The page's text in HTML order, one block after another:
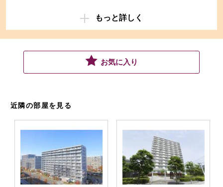
もっと詳しく
お気に入り
近隣の部屋を見る